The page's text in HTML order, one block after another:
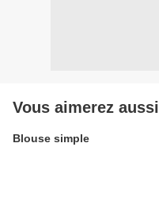
Vous aimerez aussi
Blouse simple